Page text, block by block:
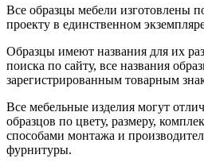
Все образцы мебели изготовлены
проекту в единственном
Образцы имеют названия для их
поиска по сайту, все названия
зарегистрированным товарным
Все мебельные изделия могут
образцов по цвету, размеру,
способами монтажа и
фурнитуры.